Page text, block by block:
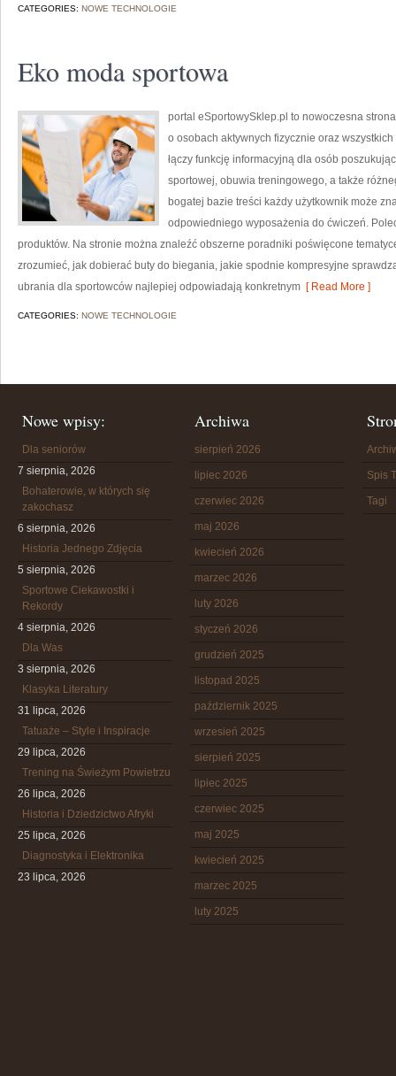
CATEGORIES: NOWE TECHNOLOGIE
Eko moda sportowa
portal eSportowySklep.pl to nowoczesna
o osobach aktywnych fizycznie oraz
łączy funkcję informacyjną dla osób
sportowej, obuwia treningowego, a także
bogatej bazie treści każdy użytkownik może
odpowiedniego wyposażenia do ćwiczeń.
produktów. Na stronie można znaleźć obszerne poradniki poświęcone
zrozumieć, jak dobierać buty do biegania, jakie spodnie kompresyjne
ubrania dla sportowców najlepiej odpowiadają konkretnym [ Read More ]
CATEGORIES: NOWE TECHNOLOGIE
Nowe wpisy:
Dla seniorów
7 sierpnia, 2026
Bohaterowie, w których się
zakochasz
6 sierpnia, 2026
Historia Jednego Zdjęcia
5 sierpnia, 2026
Sportowe Ciekawostki i
Rekordy
4 sierpnia, 2026
Dla Was
3 sierpnia, 2026
Klasyka Literatury
31 lipca, 2026
Tatuaże – Style i Inspiracje
29 lipca, 2026
Trening na Świeżym Powietrzu
26 lipca, 2026
Historia i Dziedzictwo Afryki
25 lipca, 2026
Diagnostyka i Elektronika
23 lipca, 2026
Archiwa
sierpień 2026
lipiec 2026
czerwiec 2026
maj 2026
kwiecień 2026
marzec 2026
luty 2026
styczeń 2026
grudzień 2025
listopad 2025
październik 2025
wrzesień 2025
sierpień 2025
lipiec 2025
czerwiec 2025
maj 2025
kwiecień 2025
marzec 2025
luty 2025
Spis
Tagi